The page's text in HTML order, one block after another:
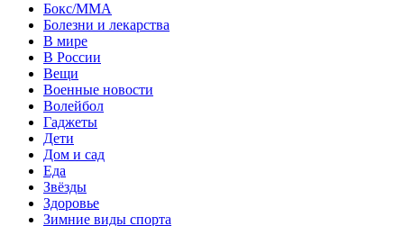
Бокс/MMA
Болезни и лекарства
В мире
В России
Вещи
Военные новости
Волейбол
Гаджеты
Дети
Дом и сад
Еда
Звёзды
Здоровье
Зимние виды спорта